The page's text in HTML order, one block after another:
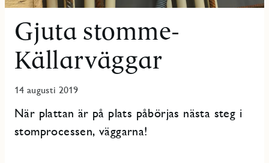
Gjuta stomme-
Källarväggar
14 augusti 2019
När plattan är på plats påbörjas nästa steg i
stomprocessen, väggarna!